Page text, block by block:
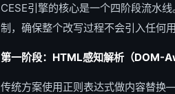
CESE引擎的核心是一个四阶段流水
制，确保整个改写过程不会引入任何
第一阶段：HTML感知解析（DOM-
传统方案使用正则表达式做内容替换